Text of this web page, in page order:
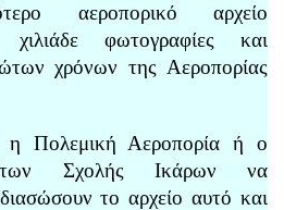
αεροπορικό αρχείο
φωτογραφίες και
χρόνων της Αεροπορίας
η Πολεμική Αεροπορία ή ο
Σχολής Ικάρων να
το αρχείο αυτό και